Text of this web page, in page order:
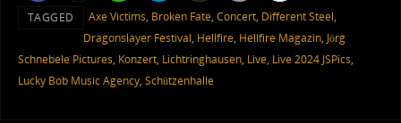
TAGGED Axe Victims, Broken Fate, Concert, Different Steel,
Dragonslayer Festival, Hellfire, Hellfire Magazin, Jörg
Schnebele Pictures, Konzert, Lichtringhausen, Live, Live 2024 JSPics,
Lucky Bob Music Agency, Schützenhalle